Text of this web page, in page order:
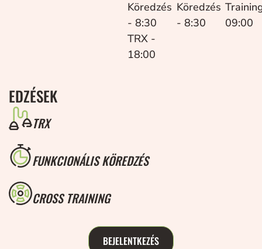
Köredzés
- 8:30
TRX -
18:00
Köredzés
- 8:30
09:00
EDZÉSEK
TRX
FUNKCIONÁLIS KÖREDZÉS
CROSS TRAINING
BEJELENTKEZÉS